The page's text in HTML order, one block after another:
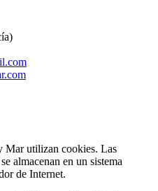
Mar utilizan cookies. Las
almacenan en un sistema
de Internet.